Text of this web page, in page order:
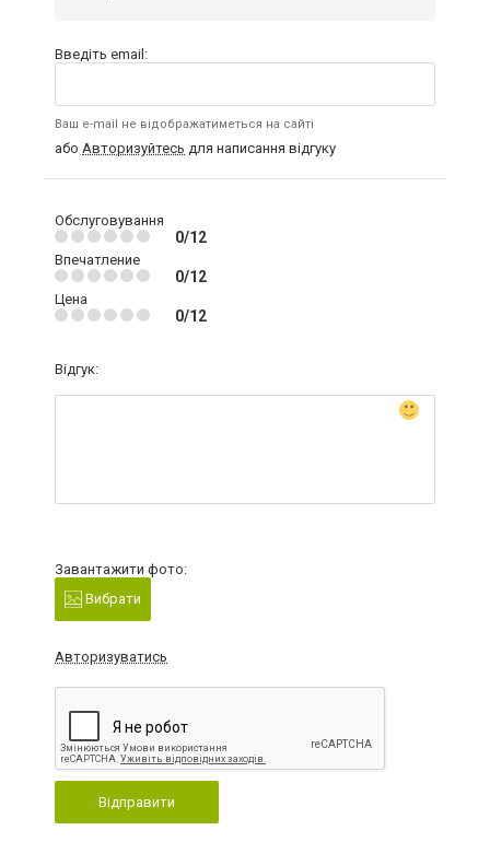
Введіть email:
Ваш e-mail не відображатиметься на сайті
або Авторизуйтесь для написання відгуку
Обслуговування
0/12
Впечатление
0/12
Цена
0/12
Відгук:
Завантажити фото:
Вибрати
Авторизуватись
Відправити